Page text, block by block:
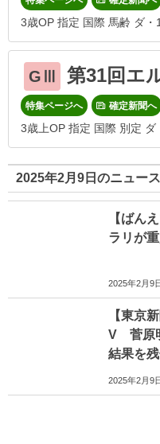
3歳OP 指定 国際 馬齢 ダ・
GⅢ 第31回エ
特集ページへ 確定新聞へ
3歳上OP 指定 国際 別定 ダ
2025年2月9日のニュース
【ばん
ラリが
2025年2月9
【東京
V 菅原
結果を
2025年2月9